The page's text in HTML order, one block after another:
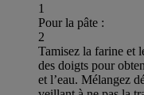
1
Pour la pâte :
2
Tamisez la farine et
des doigts pour
et l’eau. Mélangez